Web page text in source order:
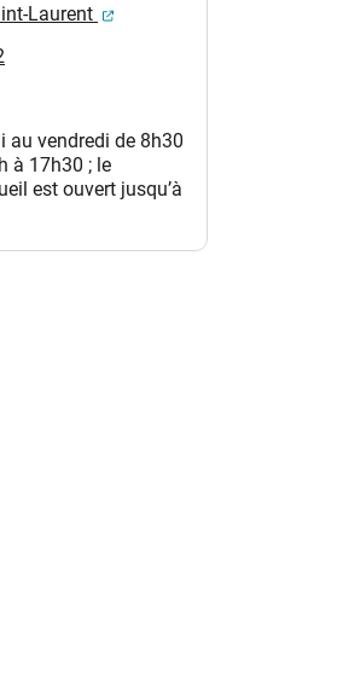
Laurent
(ouverture dans un nouvel
au vendredi de 8h30
à 17h30 ; le
est ouvert jusqu’à